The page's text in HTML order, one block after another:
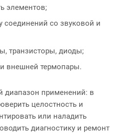
элементов;
соединений со звуковой и
транзисторы, диоды;
внешней термопары.
диапазон применений: в
целостность и
или наладить
диагностику и ремонт